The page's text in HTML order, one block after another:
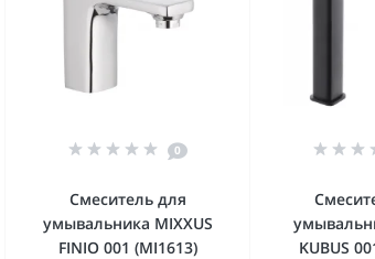
0
Смеситель для
умывальника MIXXUS
FINIO 001 (MI1613)
KUBUS